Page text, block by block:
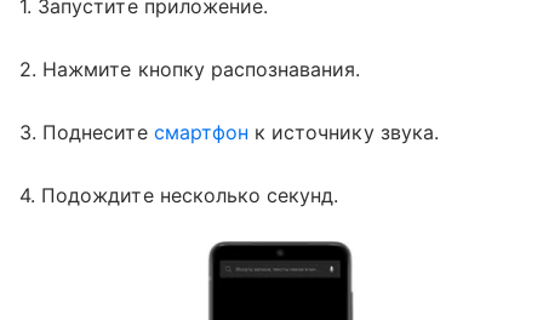
1. Запустите приложение.
2. Нажмите кнопку распознавания.
3. Поднесите смартфон к источнику звука.
4. Подождите несколько секунд.